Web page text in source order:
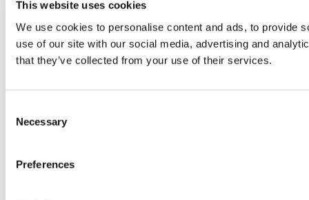
This website uses cookies
We use cookies to personalise content and ads, to provide
use of our site with our social media, advertising and
that they’ve collected from your use of their services.
Selection
Necessary
Preferences